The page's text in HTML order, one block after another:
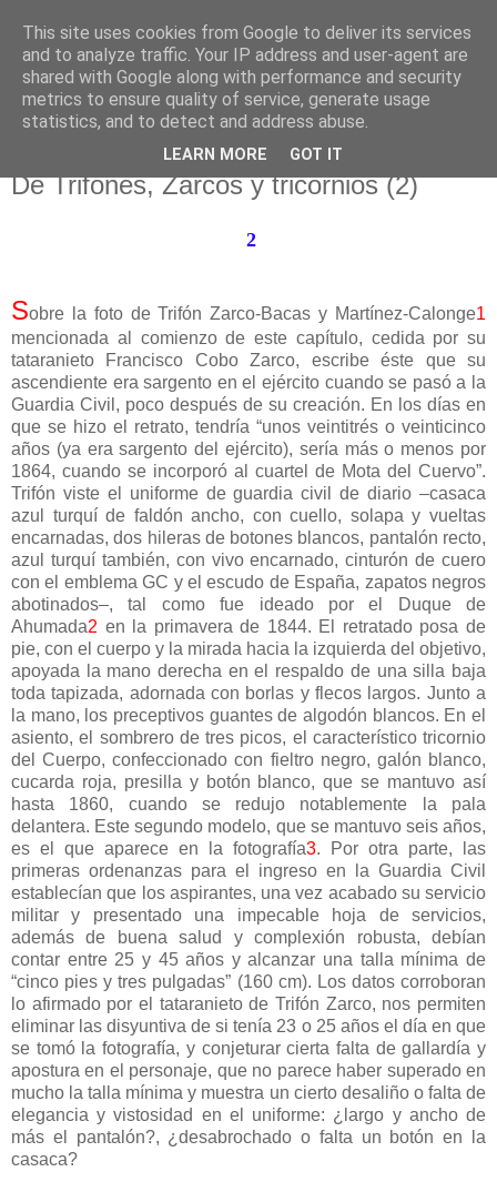
El pisapapeles de Karlsbad
Páginas de un escritor rural
martes, 17 de febrero de 2026
De Trifones, Zarcos y tricornios (2)
2
Sobre la foto de Trifón Zarco-Bacas y Martínez-Calonge1
mencionada al comienzo de este capítulo, cedida por su
tataranieto Francisco Cobo Zarco, escribe éste que su
ascendiente era sargento en el ejército cuando se pasó a la
Guardia Civil, poco después de su creación. En los días en
que se hizo el retrato, tendría “unos veintitrés o veinticinco
años (ya era sargento del ejército), sería más o menos por
1864, cuando se incorporó al cuartel de Mota del Cuervo”.
Trifón viste el uniforme de guardia civil de diario –casaca
azul turquí de faldón ancho, con cuello, solapa y vueltas
encarnadas, dos hileras de botones blancos, pantalón recto,
azul turquí también, con vivo encarnado, cinturón de cuero
con el emblema GC y el escudo de España, zapatos negros
abotinados–, tal como fue ideado por el Duque de
Ahumada2 en la primavera de 1844. El retratado posa de
pie, con el cuerpo y la mirada hacia la izquierda del objetivo,
apoyada la mano derecha en el respaldo de una silla baja
toda tapizada, adornada con borlas y flecos largos. Junto a
la mano, los preceptivos guantes de algodón blancos. En el
asiento, el sombrero de tres picos, el característico tricornio
del Cuerpo, confeccionado con fieltro negro, galón blanco,
cucarda roja, presilla y botón blanco, que se mantuvo así
hasta 1860, cuando se redujo notablemente la pala
delantera. Este segundo modelo, que se mantuvo seis años,
es el que aparece en la fotografía3. Por otra parte, las
primeras ordenanzas para el ingreso en la Guardia Civil
establecían que los aspirantes, una vez acabado su servicio
militar y presentado una impecable hoja de servicios,
además de buena salud y complexión robusta, debían
contar entre 25 y 45 años y alcanzar una talla mínima de
“cinco pies y tres pulgadas” (160 cm). Los datos corroboran
lo afirmado por el tataranieto de Trifón Zarco, nos permiten
eliminar las disyuntiva de si tenía 23 o 25 años el día en que
se tomó la fotografía, y conjeturar cierta falta de gallardía y
apostura en el personaje, que no parece haber superado en
mucho la talla mínima y muestra un cierto desaliño o falta de
elegancia y vistosidad en el uniforme: ¿largo y ancho de
más el pantalón?, ¿desabrochado o falta un botón en la
casaca?
This site uses cookies from Google to deliver its services
and to analyze traffic. Your IP address and user-agent are
shared with Google along with performance and security
metrics to ensure quality of service, generate usage
statistics, and to detect and address abuse.
LEARN MORE GOT IT